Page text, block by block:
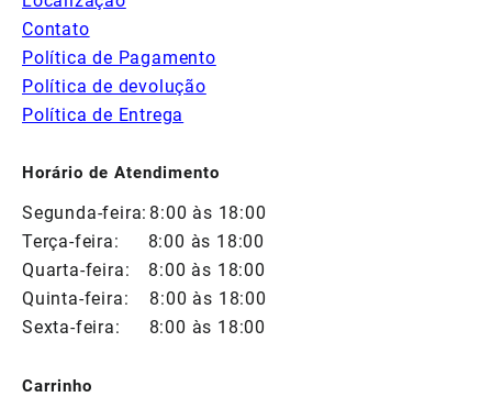
Contato
Política de Pagamento
Política de devolução
Política de Entrega
Horário de Atendimento
Segunda-feira: 8:00 às 18:00
Terça-feira:
8:00 às 18:00
Quarta-feira:
8:00 às 18:00
Quinta-feira:
8:00 às 18:00
Sexta-feira:
8:00 às 18:00
Carrinho